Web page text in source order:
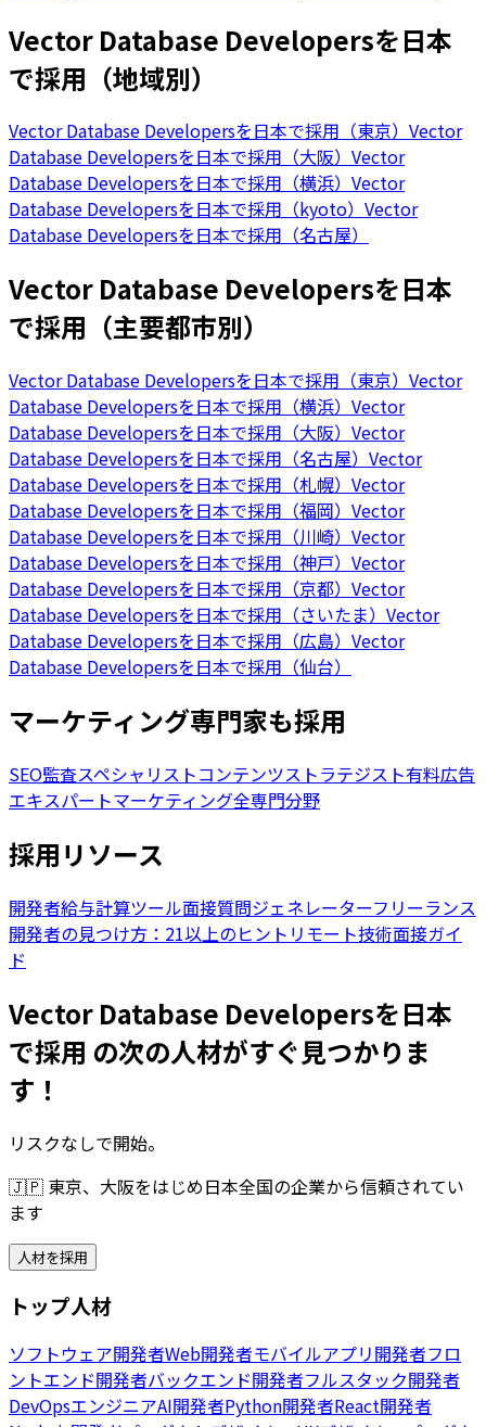
Vector Database Developersを日本
で採用（地域別）
Vector Database Developersを日本で採用（東京） Vector
Database Developersを日本で採用（大阪） Vector
Database Developersを日本で採用（横浜） Vector
Database Developersを日本で採用（kyoto） Vector
Database Developersを日本で採用（名古屋）
Vector Database Developersを日本
で採用（主要都市別）
Vector Database Developersを日本で採用（東京） Vector
Database Developersを日本で採用（横浜） Vector
Database Developersを日本で採用（大阪） Vector
Database Developersを日本で採用（名古屋） Vector
Database Developersを日本で採用（札幌） Vector
Database Developersを日本で採用（福岡） Vector
Database Developersを日本で採用（川崎） Vector
Database Developersを日本で採用（神戸） Vector
Database Developersを日本で採用（京都） Vector
Database Developersを日本で採用（さいたま） Vector
Database Developersを日本で採用（広島） Vector
Database Developersを日本で採用（仙台）
マーケティング専門家も採用
SEO監査スペシャリストコンテンツストラテジスト有料広告
エキスパートマーケティング全専門分野
採用リソース
開発者給与計算ツール面接質問ジェネレーターフリーランス
開発者の見つけ方：21以上のヒント リモート技術面接ガイ
ド
Vector Database Developersを日本
で採用 の次の人材がすぐ見つかりま
す！
リスクなしで開始。
🇯🇵 東京、大阪をはじめ日本全国の企業から信頼されてい
ます
人材を採用
トップ人材
ソフトウェア開発者Web開発者モバイルアプリ開発者フロ
ントエンド開発者バックエンド開発者フルスタック開発者
DevOpsエンジニアAI開発者Python開発者React開発者